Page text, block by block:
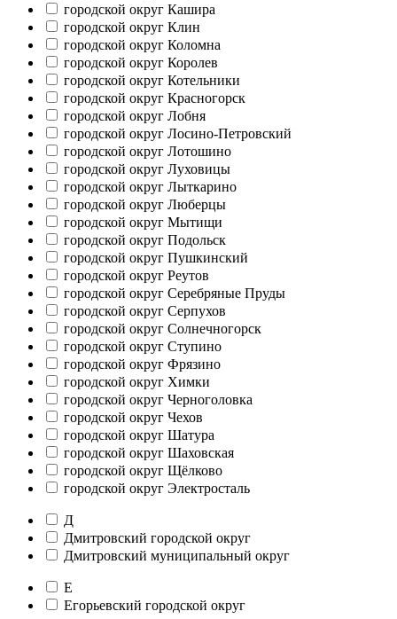
городской округ Кашира
городской округ Клин
городской округ Коломна
городской округ Королев
городской округ Котельники
городской округ Красногорск
городской округ Лобня
городской округ Лосино-Петровский
городской округ Лотошино
городской округ Луховицы
городской округ Лыткарино
городской округ Люберцы
городской округ Мытищи
городской округ Подольск
городской округ Пушкинский
городской округ Реутов
городской округ Серебряные Пруды
городской округ Серпухов
городской округ Солнечногорск
городской округ Ступино
городской округ Фрязино
городской округ Химки
городской округ Черноголовка
городской округ Чехов
городской округ Шатура
городской округ Шаховская
городской округ Щёлково
городской округ Электросталь
Д
Дмитровский городской округ
Дмитровский муниципальный округ
Е
Егорьевский городской округ